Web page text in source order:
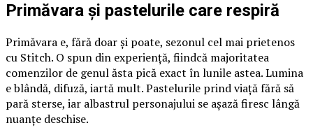
Primăvara și pastelurile care respiră
Primăvara e, fără doar și poate, sezonul cel mai prietenos
cu Stitch. O spun din experiență, fiindcă majoritatea
comenzilor de genul ăsta pică exact în lunile astea. Lumina
e blândă, difuză, iartă mult. Pastelurile prind viață fără să
pară sterse, iar albastrul personajului se așază firesc lângă
nuanțe deschise.